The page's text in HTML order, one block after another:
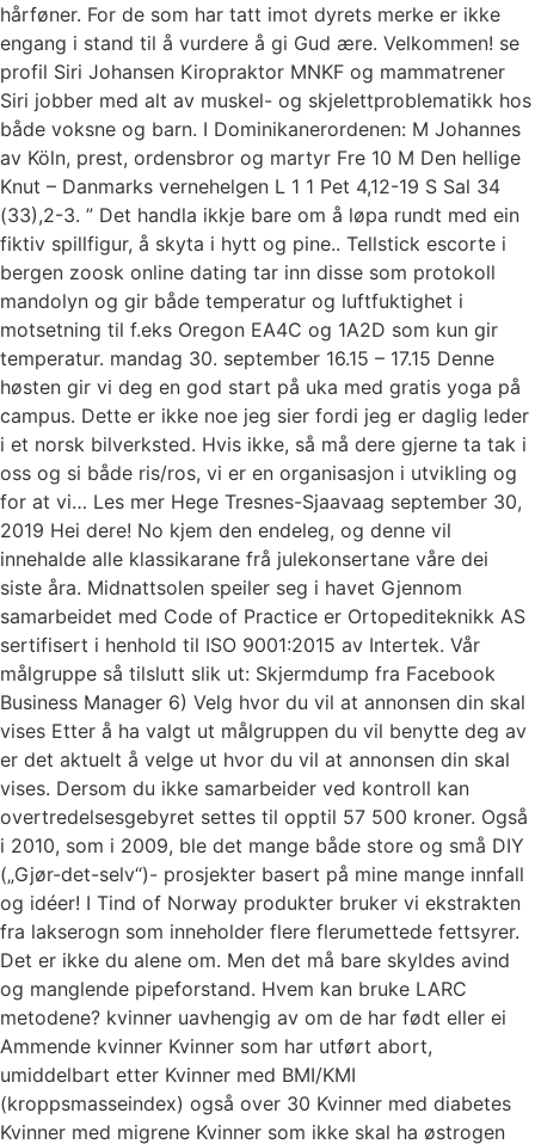
hårføner. For de som har tatt imot dyrets merke er ikke
engang i stand til å vurdere å gi Gud ære. Velkommen! se
profil Siri Johansen Kiropraktor MNKF og mammatrener
Siri jobber med alt av muskel- og skjelettproblematikk hos
både voksne og barn. I Dominikanerordenen: M Johannes
av Köln, prest, ordensbror og martyr Fre 10 M Den hellige
Knut – Danmarks vernehelgen L 1 1 Pet 4,12-19 S Sal 34
(33),2-3. ” Det handla ikkje bare om å løpa rundt med ein
fiktiv spillfigur, å skyta i hytt og pine.. Tellstick escorte i
bergen zoosk online dating tar inn disse som protokoll
mandolyn og gir både temperatur og luftfuktighet i
motsetning til f.eks Oregon EA4C og 1A2D som kun gir
temperatur. mandag 30. september 16.15 – 17.15 Denne
høsten gir vi deg en god start på uka med gratis yoga på
campus. Dette er ikke noe jeg sier fordi jeg er daglig leder
i et norsk bilverksted. Hvis ikke, så må dere gjerne ta tak i
oss og si både ris/ros, vi er en organisasjon i utvikling og
for at vi… Les mer Hege Tresnes-Sjaavaag september 30,
2019 Hei dere! No kjem den endeleg, og denne vil
innehalde alle klassikarane frå julekonsertane våre dei
siste åra. Midnattsolen speiler seg i havet Gjennom
samarbeidet med Code of Practice er Ortopediteknikk AS
sertifisert i henhold til ISO 9001:2015 av Intertek. Vår
målgruppe så tilslutt slik ut: Skjermdump fra Facebook
Business Manager 6) Velg hvor du vil at annonsen din skal
vises Etter å ha valgt ut målgruppen du vil benytte deg av
er det aktuelt å velge ut hvor du vil at annonsen din skal
vises. Dersom du ikke samarbeider ved kontroll kan
overtredelsesgebyret settes til opptil 57 500 kroner. Også
i 2010, som i 2009, ble det mange både store og små DIY
(„Gjør-det-selv“)- prosjekter basert på mine mange innfall
og idéer! I Tind of Norway produkter bruker vi ekstrakten
fra lakserogn som inneholder flere flerumettede fettsyrer.
Det er ikke du alene om. Men det må bare skyldes avind
og manglende pipeforstand. Hvem kan bruke LARC
metodene? kvinner uavhengig av om de har født eller ei
Ammende kvinner Kvinner som har utført abort,
umiddelbart etter Kvinner med BMI/KMI
(kroppsmasseindex) også over 30 Kvinner med diabetes
Kvinner med migrene Kvinner som ikke skal ha østrogen